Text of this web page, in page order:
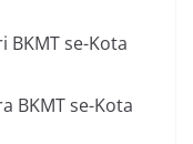
BKMT se-Kota
BKMT se-Kota